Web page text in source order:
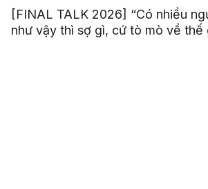
[FINAL TALK 2026] “Có nhiều
như vậy thì sợ gì, cứ tò mò về thế